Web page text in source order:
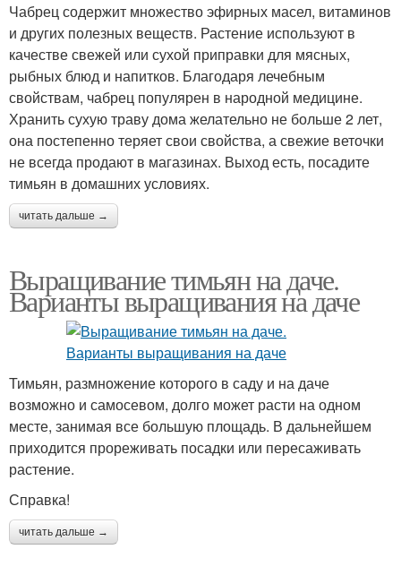
Чабрец содержит множество эфирных масел, витаминов
и других полезных веществ. Растение используют в
качестве свежей или сухой приправки для мясных,
рыбных блюд и напитков. Благодаря лечебным
свойствам, чабрец популярен в народной медицине.
Хранить сухую траву дома желательно не больше 2 лет,
она постепенно теряет свои свойства, а свежие веточки
не всегда продают в магазинах. Выход есть, посадите
тимьян в домашних условиях.
читать дальше →
Выращивание тимьян на даче.
Варианты выращивания на даче
Тимьян, размножение которого в саду и на даче
возможно и самосевом, долго может расти на одном
месте, занимая все большую площадь. В дальнейшем
приходится прореживать посадки или пересаживать
растение.
Справка!
читать дальше →